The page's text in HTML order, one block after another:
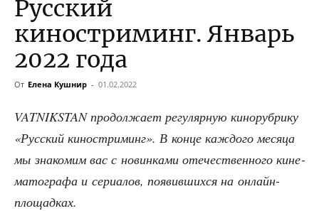
Русский
киностриминг. Январь
2022 года
От Елена Кушнир - 01.02.2022
VATNIKSTAN про­дол­жа­ет регу­ляр­ную кино­руб­ри­ку
«Рус­ский кино­ст­ри­минг». В кон­це каж­до­го меся­ца
мы зна­ко­мим вас с новин­ка­ми оте­че­ствен­но­го кине­
ма­то­гра­фа и сери­а­лов, появив­ших­ся на онлайн-
площадках.